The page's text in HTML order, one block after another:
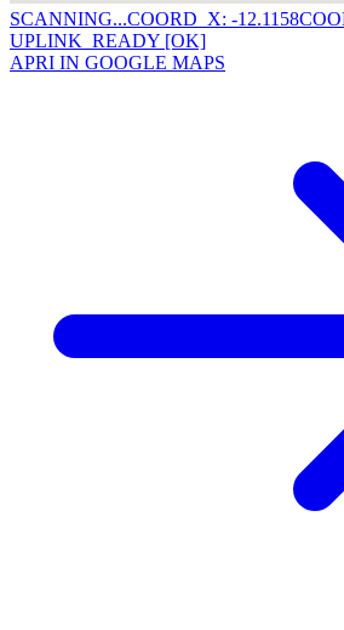
SCANNING...COORD_X: -12.1158
UPLINK_READY [OK]
APRI IN GOOGLE MAPS